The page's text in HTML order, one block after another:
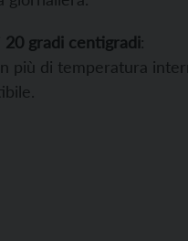
20 gradi centigradi:
più di temperatura